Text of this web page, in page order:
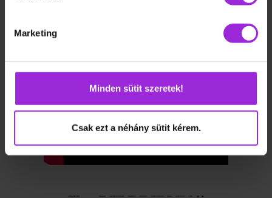
Marketing
Minden sütit szeretek!
Csak ezt a néhány sütit kérem.